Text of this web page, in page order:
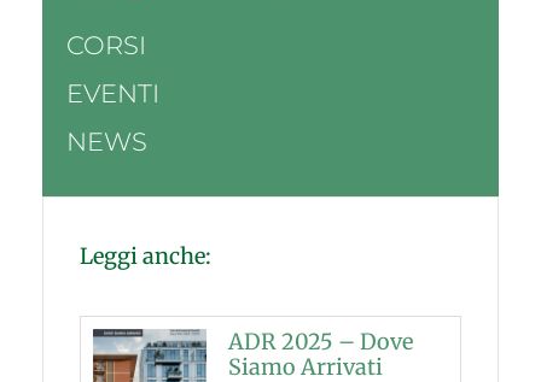
CORSI
EVENTI
NEWS
Leggi anche:
ADR 2025 – Dove
Siamo Arrivati